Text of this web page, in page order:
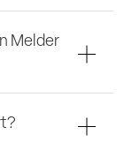
Melder